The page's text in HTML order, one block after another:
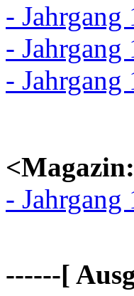
- Jahrgang
- Jahrgang
- Jahrgang
- Jahrgang
------[